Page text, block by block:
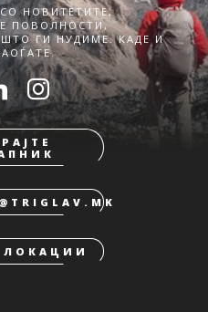
НОВИТЕТИТЕ,
ПОВОЛНОСТИ,
ГИ НУДИМЕ. КАДЕ И
ЛОКАЦИИ